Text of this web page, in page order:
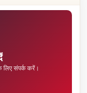
लिए संपर्क करें।